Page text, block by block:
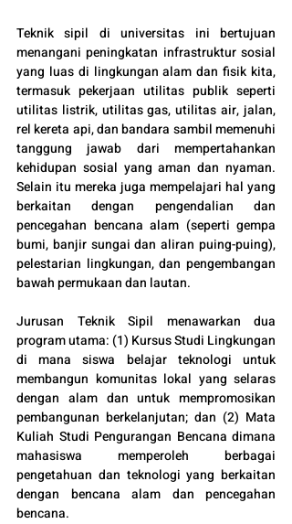
Teknik sipil di universitas ini bertujuan
menangani peningkatan infrastruktur sosial
yang luas di lingkungan alam dan fisik kita,
termasuk pekerjaan utilitas publik seperti
utilitas listrik, utilitas gas, utilitas air, jalan,
rel kereta api, dan bandara sambil memenuhi
tanggung jawab dari mempertahankan
kehidupan sosial yang aman dan nyaman.
Selain itu mereka juga mempelajari hal yang
berkaitan dengan pengendalian dan
pencegahan bencana alam (seperti gempa
bumi, banjir sungai dan aliran puing-puing),
pelestarian lingkungan, dan pengembangan
bawah permukaan dan lautan.
Jurusan Teknik Sipil menawarkan dua
program utama: (1) Kursus Studi Lingkungan
di mana siswa belajar teknologi untuk
membangun komunitas lokal yang selaras
dengan alam dan untuk mempromosikan
pembangunan berkelanjutan; dan (2) Mata
Kuliah Studi Pengurangan Bencana dimana
mahasiswa memperoleh berbagai
pengetahuan dan teknologi yang berkaitan
dengan bencana alam dan pencegahan
bencana.